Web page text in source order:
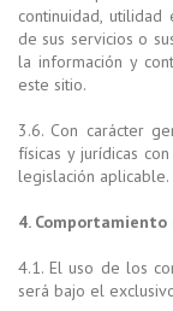
continuidad,
de sus servicios o
la información y
este sitio.
3.6. Con carácter
físicas y jurídicas
legislación aplicable.
4. Comportamiento
4.1. El uso de los
será bajo el